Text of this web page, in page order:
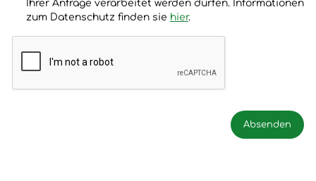
Ihrer Anfrage verarbeitet werden dürfen. Informationen
zum Datenschutz finden sie hier.